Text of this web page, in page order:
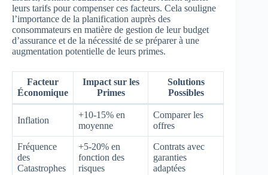
leurs tarifs pour compenser ces facteurs. Cela souligne
l’importance de la planification auprès des
consommateurs en matière de gestion de leur budget
d’assurance et de la nécessité de se préparer à une
augmentation potentielle de leurs primes.
Facteur
Économique
Impact sur les
Primes
Solutions
Possibles
Inflation
+10-15% en
moyenne
Comparer les
offres
Fréquence
des
Catastrophes
+5-20% en
fonction des
risques
Contrats avec
garanties
adaptées